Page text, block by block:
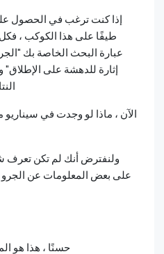
إذا كنت ترغب في الحصول
طيفًا على هذا الكوكب ،
عبارة البحث الخاصة بك
إثارة للدهشة على
الآن ، ماذا لو وجدت في
ولنفترض أنك لم تكن تعرف
على بعض المعلومات عن الجرو
حسنًا ، هذا هو